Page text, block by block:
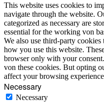
This website uses cookies to
navigate through the website.
categorized as necessary are
essential for the working von
We also use third-party cookies
how you use this website.
browser only with your
von these cookies. But opting
affect your browsing
Necessary
Necessary